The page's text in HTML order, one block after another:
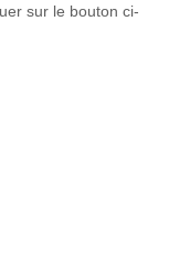
sur le bouton ci-